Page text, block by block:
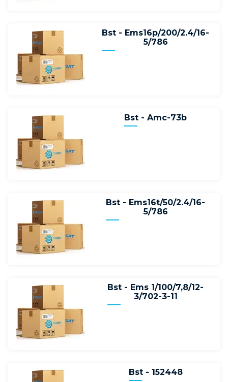
Bst - Ems16p/200/2.4/16-
5/786
Bst - Amc-73b
Bst - Ems16t/50/2.4/16-
5/786
Bst - Ems 1/100/7,8/12-
3/702-3-11
Bst - 152448